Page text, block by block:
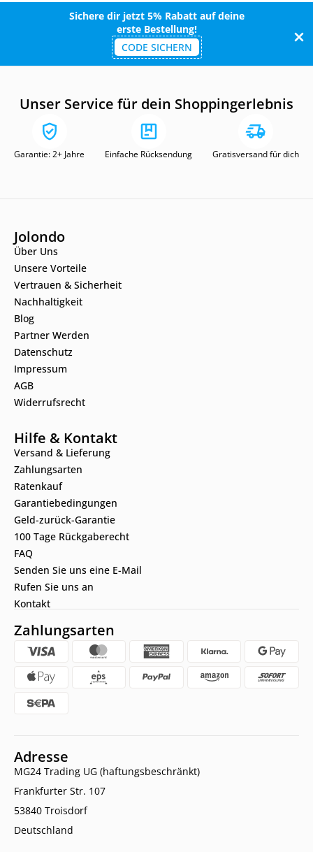
Sichere dir jetzt 5% Rabatt auf deine
erste Bestellung!
CODE SICHERN
Unser Service für dein Shoppingerlebnis
Garantie: 2+ Jahre Einfache Rücksendung Gratisversand für dich
Jolondo
Über Uns
Unsere Vorteile
Vertrauen & Sicherheit
Nachhaltigkeit
Blog
Partner Werden
Datenschutz
Impressum
AGB
Widerrufsrecht
Hilfe & Kontakt
Versand & Lieferung
Zahlungsarten
Ratenkauf
Garantiebedingungen
Geld-zurück-Garantie
100 Tage Rückgaberecht
FAQ
Senden Sie uns eine E-Mail
Rufen Sie uns an
Kontakt
Zahlungsarten
Adresse
MG24 Trading UG (haftungsbeschränkt)
Frankfurter Str. 107
53840 Troisdorf
Deutschland